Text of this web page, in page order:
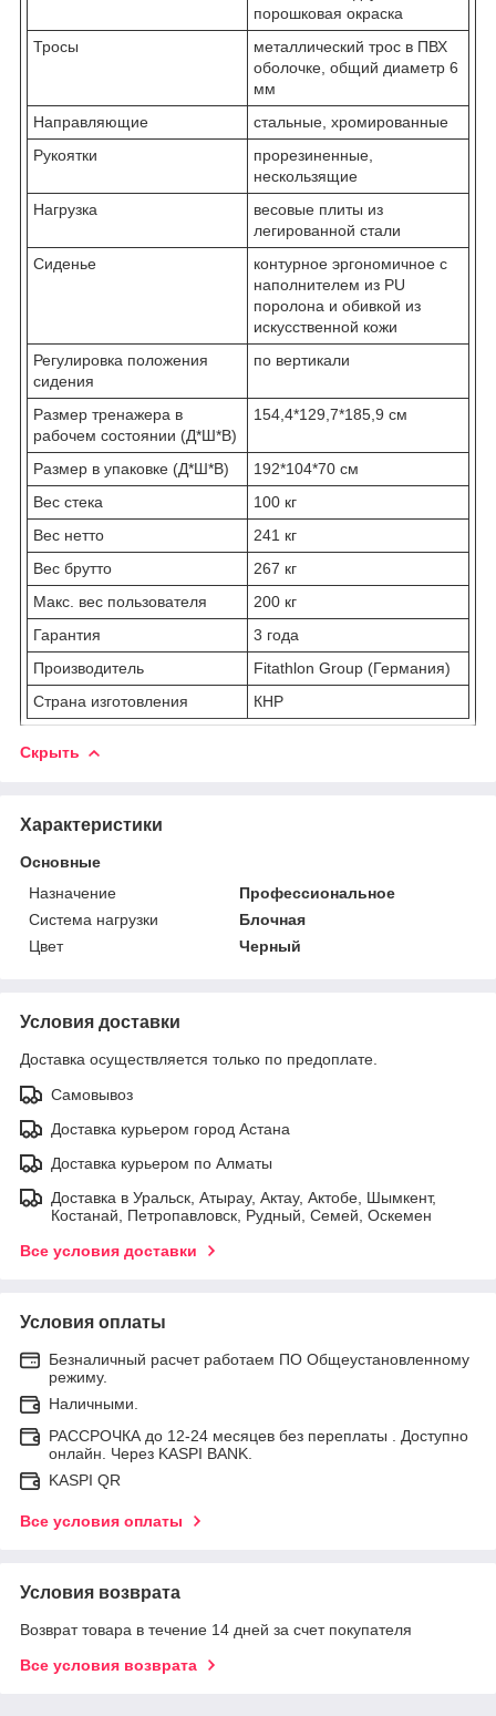
порошковая окраска
Тросы
металлический трос в ПВХ
оболочке, общий диаметр 6
мм
Направляющие
стальные, хромированные
Рукоятки
прорезиненные,
нескользящие
Нагрузка
весовые плиты из
легированной стали
Сиденье
контурное эргономичное с
наполнителем из PU
поролона и обивкой из
искусственной кожи
Регулировка положения
сидения
по вертикали
Размер тренажера в
рабочем состоянии (Д*Ш*В)
154,4*129,7*185,9 см
Размер в упаковке (Д*Ш*В)
192*104*70 см
Вес стека
100 кг
Вес нетто
241 кг
Вес брутто
267 кг
Макс. вес пользователя
200 кг
Гарантия
3 года
Производитель
Fitathlon Group (Германия)
Страна изготовления
КНР
Скрыть
Характеристики
Основные
Назначение
Профессиональное
Система нагрузки
Блочная
Цвет
Черный
Условия доставки
Доставка осуществляется только по предоплате.
Самовывоз
Доставка курьером город Астана
Доставка курьером по Алматы
Доставка в Уральск, Атырау, Актау, Актобе, Шымкент,
Костанай, Петропавловск, Рудный, Семей, Оскемен
Все условия доставки
Условия оплаты
Безналичный расчет работаем ПО Общеустановленному
режиму.
Наличными.
РАССРОЧКА до 12-24 месяцев без переплаты . Доступно
онлайн. Через KASPI BANK.
KASPI QR
Все условия оплаты
Условия возврата
Возврат товара в течение 14 дней за счет покупателя
Все условия возврата